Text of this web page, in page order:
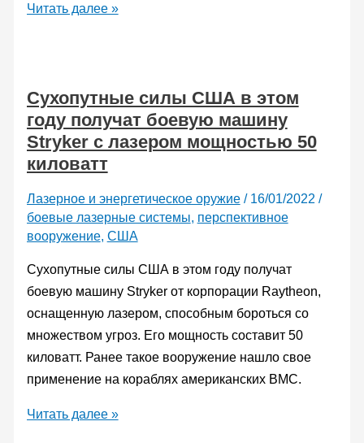
Арабы
беспилотник
Phenom
Читать далее »
Сухопутные силы США в этом
году получат боевую машину
Stryker с лазером мощностью 50
киловатт
Лазерное и энергетическое оружие/ 16/01/2022 /
боевые лазерные системы, перспективное
вооружение, США
Сухопутные силы США в этом году получат
боевую машину Stryker от корпорации Raytheon,
оснащенную лазером, способным бороться со
множеством угроз. Его мощность составит 50
киловатт. Ранее такое вооружение нашло свое
применение на кораблях американских ВМС.
Сухопутные
Читать далее »